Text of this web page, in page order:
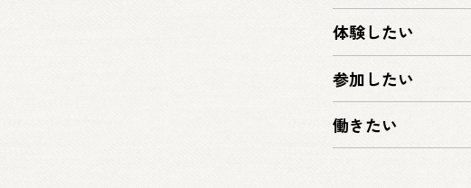
体験したい
参加したい
働きたい